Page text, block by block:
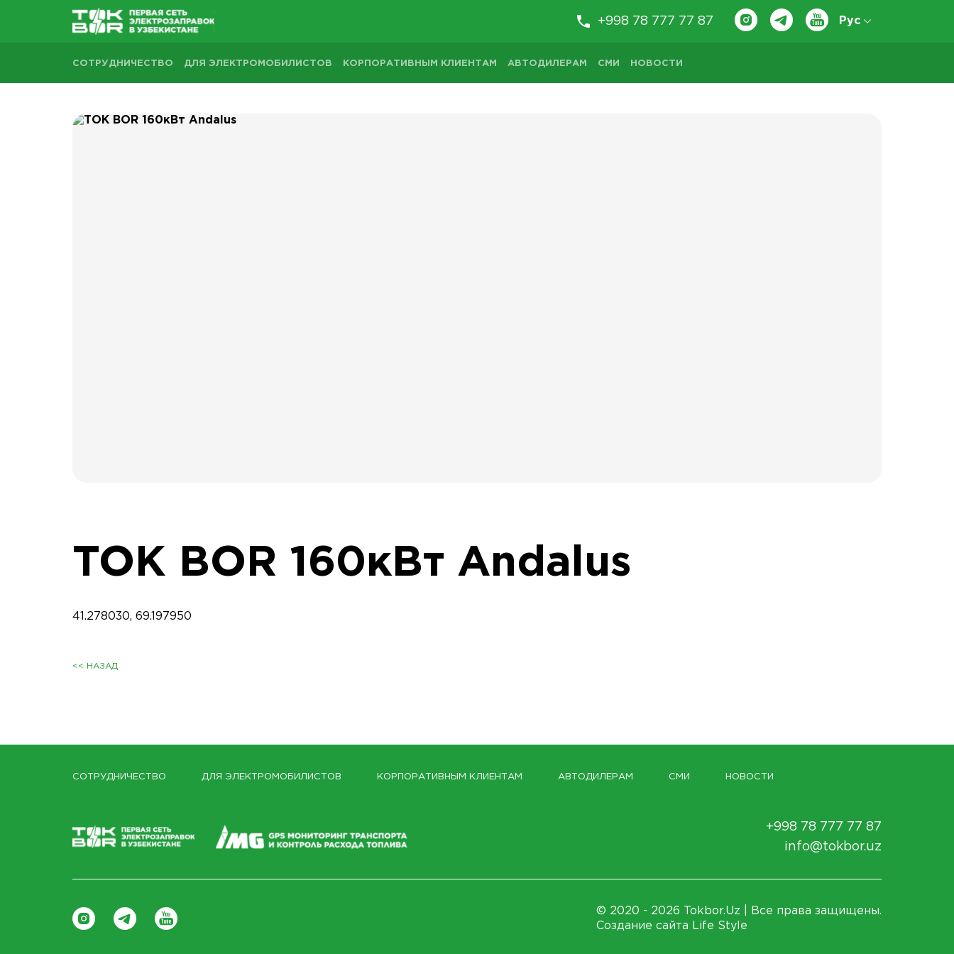
+998 78 777 77 87 Рус
СОТРУДНИЧЕСТВО ДЛЯ ЭЛЕКТРОМОБИЛИСТОВ КОРПОРАТИВНЫМ КЛИЕНТАМ АВТОДИЛЕРАМ СМИ НОВОСТИ
TOK BOR 160кВт Andalus
41.278030, 69.197950
<< НАЗАД
СОТРУДНИЧЕСТВО ДЛЯ ЭЛЕКТРОМОБИЛИСТОВ КОРПОРАТИВНЫМ КЛИЕНТАМ АВТОДИЛЕРАМ СМИ НОВОСТИ
+998 78 777 77 87
info@tokbor.uz
© 2020 - 2026 Tokbor.Uz | Все права защищены.
Создание сайта Life Style